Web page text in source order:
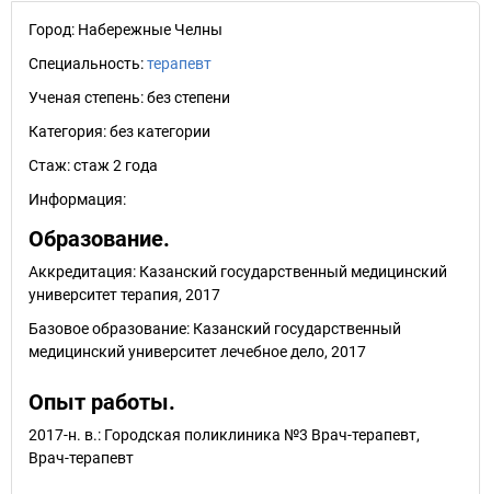
Город: Набережные Челны
Специальность:терапевт
Ученая степень:без степени
Категория:без категории
Стаж:стаж 2 года
Информация:
Образование.
Аккредитация: Казанский государственный медицинский
университет терапия, 2017
Базовое образование: Казанский государственный
медицинский университет лечебное дело, 2017
Опыт работы.
2017-н. в.: Городская поликлиника №3 Врач-терапевт,
Врач-терапевт